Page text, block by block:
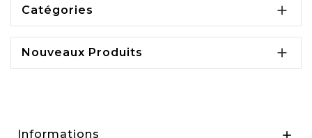
Catégories 
Nouveaux Produits 
Informations 